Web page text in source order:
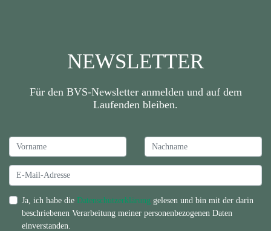
NEWSLETTER
Für den BVS-Newsletter anmelden und auf dem
Laufenden bleiben.
Ja, ich habe die Datenschutzerklärung gelesen und bin mit der darin
beschriebenen Verarbeitung meiner personenbezogenen Daten
einverstanden.